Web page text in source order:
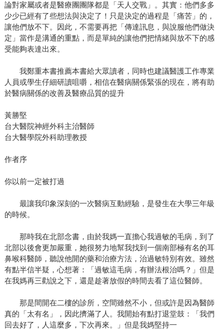
論對家屬或者是醫療團團隊都是「天人交戰」。其實：他們多多
少少已經有了些想法與決定了！只是決定的過程是「痛苦」的，
讓他們放不下。因此，不需要再把「傳達訊息，與說服他們做決
定」當作是溝通的重點，而是單純的讓他們把情緒與放不下的感
受能夠表達出來。
我鄭重本書推薦本書給大眾讀者，同時也建議醫護工作專業
人員或學生仔細研讀咀嚼，相信在醫病關係緊張的現在，將有助
於醫病關係的改善及醫療品質的提升
黃勝堅
台大醫院神經外科主治醫師
台大醫學院外科助理教授
作者序
你以前一定被打過
最讓我印象深刻的一次醫病互動經驗，是發生在大學三年級
的時候。
那時我在北部念書，由於我媽一直擔心我過敏的毛病，到了
北部以後會更加嚴重，她很努力地幫我找到一個南部極有名的耳
鼻喉科醫師，聽說他開的藥和治療方法，治過敏特別有效。雖然
有點半信半疑，心想著：「過敏這毛病，有辦法根治嗎？」但是
在我媽再三勸說之下，還是趁著放假的時間去看了這位醫師。
那是間開在二樓的診所，空間雖然不小，但或許是因為醫師
真的「太有名」，因此擠滿了人。我開始有點打退堂鼓：「我們
回去好了，人這麼多，下次再來。」但是我媽堅持一